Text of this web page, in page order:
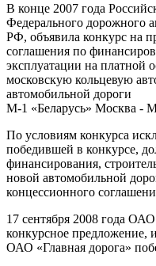
В конце 2007 года
Федерального дорожного
РФ, объявила конкурс на
соглашения по
эксплуатации на платной
московскую кольцевую
автомобильной дороги
М-1 «Беларусь» Москва -
По условиям конкурса
победившей в конкурсе,
финансирования,
новой автомобильной
концессионного
17 сентября 2008 года
конкурсное предложение,
ОАО «Главная дорога»